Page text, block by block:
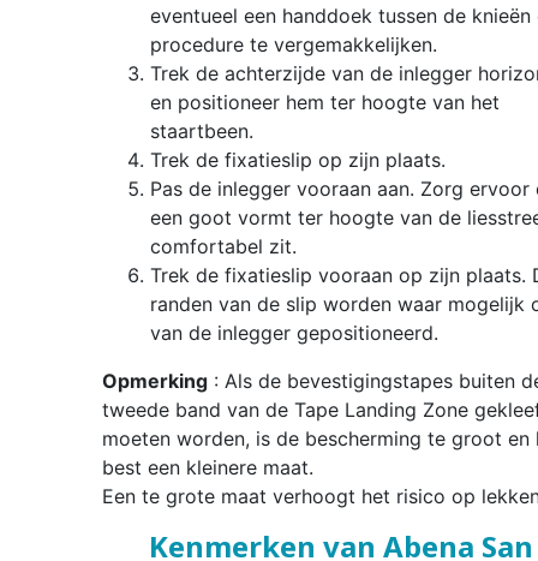
eventueel een handdoek tussen de knieën
procedure te vergemakkelijken.
Trek de achterzijde van de inlegger
en positioneer hem ter hoogte van het
staartbeen.
Trek de fixatieslip op zijn plaats.
Pas de inlegger vooraan aan. Zorg ervoor
een goot vormt ter hoogte van de
comfortabel zit.
Trek de fixatieslip vooraan op zijn plaats.
randen van de slip worden waar mogelijk
van de inlegger gepositioneerd.
Opmerking: Als de bevestigingstapes buiten
tweede band van de Tape Landing Zone
moeten worden, is de bescherming te groot en
best een kleinere maat.
Een te grote maat verhoogt het risico op
Kenmerken van Abena